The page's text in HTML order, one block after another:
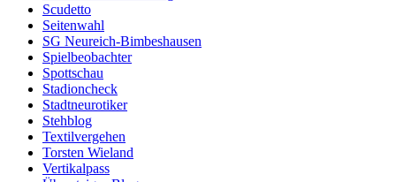
Scudetto
Seitenwahl
SG Neureich-Bimbeshausen
Spielbeobachter
Spottschau
Stadioncheck
Stadtneurotiker
Stehblog
Textilvergehen
Torsten Wieland
Vertikalpass